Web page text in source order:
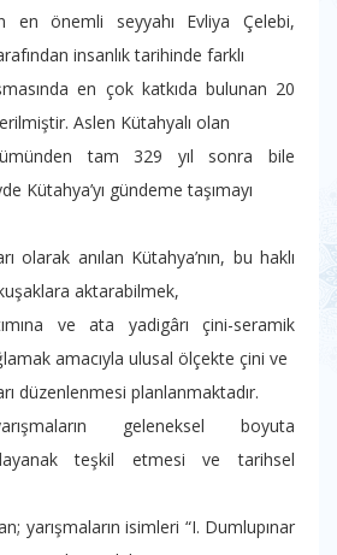
en önemli seyyahı Evliya Çelebi,
insanlık tarihinde farklı
en çok katkıda bulunan 20
Aslen Kütahyalı olan
tam 329 yıl sonra bile
Kütahya’yı gündeme taşımayı
olarak anılan Kütahya’nın, bu haklı
aktarabilmek,
ve ata yadigârı çini-seramik
amacıyla ulusal ölçekte çini ve
düzenlenmesi planlanmaktadır.
geleneksel boyuta
dayanak teşkil etmesi ve tarihsel
yarışmaların isimleri “I. Dumlupınar